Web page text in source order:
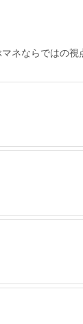
ネならではの視